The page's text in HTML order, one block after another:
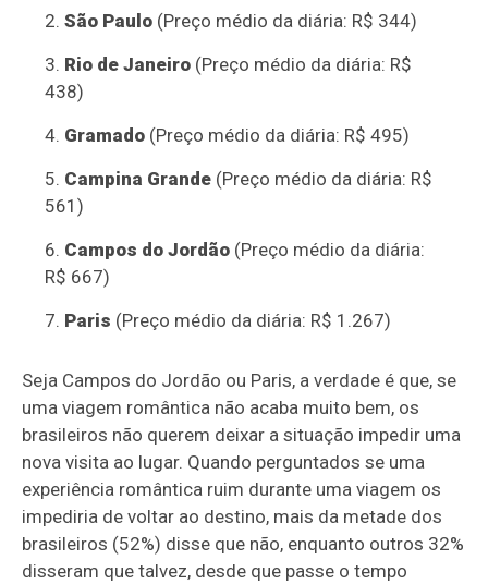
São Paulo(Preço médio da diária: R$ 344)
Rio de Janeiro(Preço médio da diária: R$
438)
Gramado(Preço médio da diária: R$ 495)
Campina Grande(Preço médio da diária: R$
561)
Campos do Jordão(Preço médio da diária:
R$ 667)
Paris (Preço médio da diária: R$ 1.267)
Seja Campos do Jordão ou Paris, a verdade é que, se
uma viagem romântica não acaba muito bem, os
brasileiros não querem deixar a situação impedir uma
nova visita ao lugar. Quando perguntados se uma
experiência romântica ruim durante uma viagem os
impediria de voltar ao destino, mais da metade dos
brasileiros (52%) disse que não, enquanto outros 32%
disseram que talvez, desde que passe o tempo